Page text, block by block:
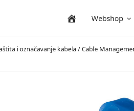
NaslovnicaWebshop
i označavanje kabela / Cable